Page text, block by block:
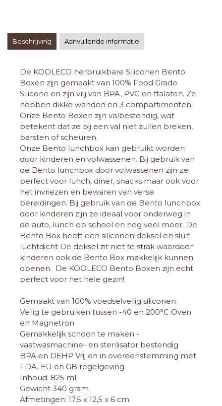
Beschrijving Aanvullende informatie
De KOOLECO herbruikbare Siliconen Bento
Boxen zijn gemaakt van 100% Food Grade
Silicone en zijn vrij van BPA, PVC en ftalaten. Ze
hebben dikke wanden en 3 compartimenten.
Onze Bento Boxen zijn valbestendig, wat
betekent dat ze bij een val niet zullen breken,
barsten of scheuren.
Onze Bento lunchbox kan gebruikt worden
door kinderen en volwassenen. Bij gebruik van
de Bento lunchbox door volwassenen zijn ze
perfect voor lunch, diner, snacks maar ook voor
het invriezen en bewaren van verse
bereidingen. Bij gebruik van de Bento lunchbox
door kinderen zijn ze ideaal voor onderweg in
de auto, lunch op school en nog veel meer. De
Bento Box heeft een siliconen deksel en sluit
luchtdicht De deksel zit niet te strak waardoor
kinderen ook de Bento Box makkelijk kunnen
openen. De KOOLECO Bento Boxen zijn echt
perfect voor het hele gezin!
Gemaakt van 100% voedselveilig siliconen
Veilig te gebruiken tussen -40 en 200°C Oven
en Magnetron
Gemakkelijk schoon te maken -
vaatwasmachine- en sterilisator bestendig
BPA en DEHP Vrij en in overeenstemming met
FDA, EU en GB regelgeving
Inhoud: 825 ml
Gewicht 340 gram
Afmetingen: 17,5 x 12,5 x 6 cm